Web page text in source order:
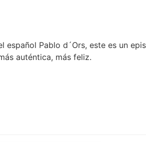
español Pablo d´Ors, este es un
auténtica, más feliz.